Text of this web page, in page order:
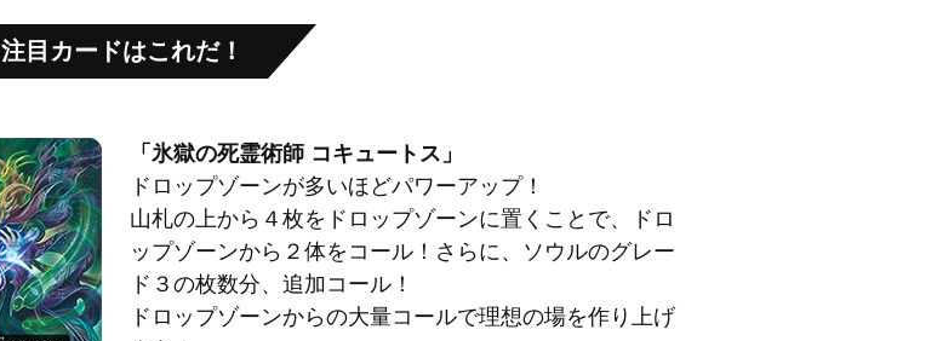
注目カードはこれだ！
「氷獄の死霊術師 コキュートス」
ドロップゾーンが多いほどパワーアップ！
山札の上から４枚をドロップゾーンに置くことで、ドロ
ップゾーンから２体をコール！さらに、ソウルのグレー
ド３の枚数分、追加コール！
ドロップゾーンからの大量コールで理想の場を作り上げ